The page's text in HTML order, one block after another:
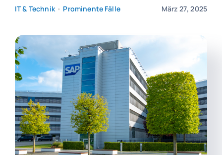
IT & Technik• Prominente Fälle März 27, 2025